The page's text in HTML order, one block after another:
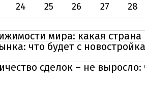
24 25 26 27 28
мира: какая страна
что будет с
сделок – не